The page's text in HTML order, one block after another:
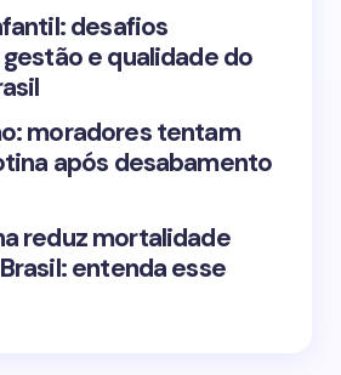
Comment
desafios
e qualidade do
moradores tentam
após desabamento
reduz mortalidade
entenda esse